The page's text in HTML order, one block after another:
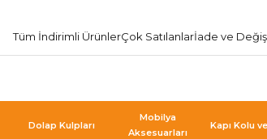
Tüm İndirimli ÜrünlerÇok Satılanlarİade ve
Dolap Kulpları
Mobilya
Aksesuarları
Kapı Kolu